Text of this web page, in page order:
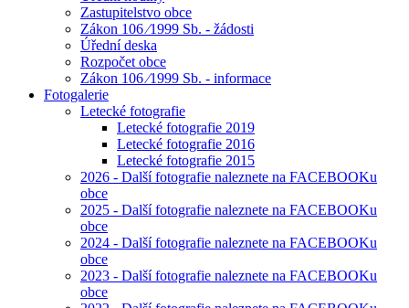
Zastupitelstvo obce
Zákon 106 ⁄1999 Sb. - žádosti
Úřední deska
Rozpočet obce
Zákon 106 ⁄1999 Sb. - informace
Fotogalerie
Letecké fotografie
Letecké fotografie 2019
Letecké fotografie 2016
Letecké fotografie 2015
2026 - Další fotografie naleznete na FACEBOOKu
obce
2025 - Další fotografie naleznete na FACEBOOKu
obce
2024 - Další fotografie naleznete na FACEBOOKu
obce
2023 - Další fotografie naleznete na FACEBOOKu
obce